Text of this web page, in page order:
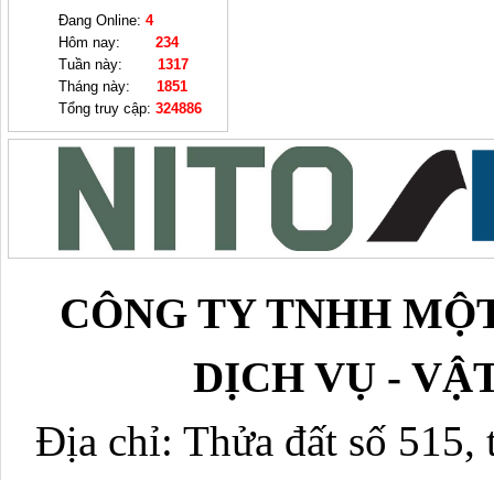
Đang Online: 4
Hôm nay: 234
Tuần này: 1317
Tháng này: 1851
Tổng truy cập: 324886
CÔNG TY TNHH
DỊCH VỤ -
Địa chỉ: Thửa đất số